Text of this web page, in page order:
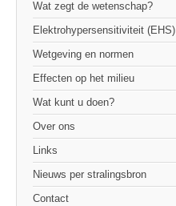
Wat zegt de wetenschap?
Elektrohypersensitiviteit (EHS)
Wetgeving en normen
Effecten op het milieu
Wat kunt u doen?
Over ons
Links
Nieuws per stralingsbron
Contact